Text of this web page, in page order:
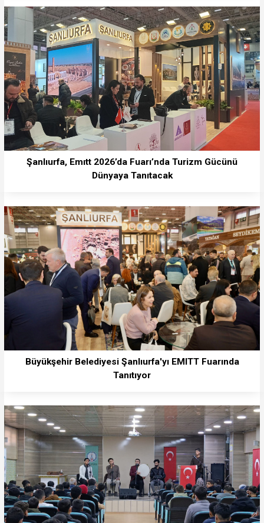
Şanlıurfa, Emıtt 2026’da Fuarı’nda Turizm Gücünü
Dünyaya Tanıtacak
Büyükşehir Belediyesi Şanlıurfa'yı EMITT Fuarında
Tanıtıyor